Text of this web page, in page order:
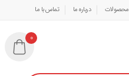
محصولات درباره ما تماس با ما
0